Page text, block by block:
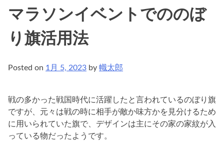
マラソンイベントでののぼ
り旗活用法
Posted on 1月 5, 2023 by 幟太郎
戦の多かった戦国時代に活躍したと言われているのぼり旗
ですが、元々は戦の時に相手が敵か味方かを見分けるため
に用いられていた旗で、デザインは主にその家の家紋が入
っている物だったようです。